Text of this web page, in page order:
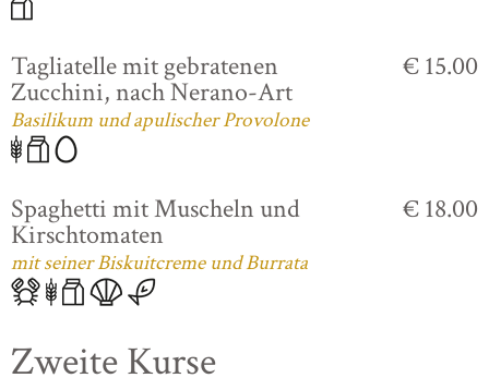
Tagliatelle mit gebratenen
Zucchini, nach Nerano-Art
Basilikum und apulischer Provolone
€ 15.00
Spaghetti mit Muscheln und
Kirschtomaten
mit seiner Biskuitcreme und Burrata
€ 18.00
Zweite Kurse